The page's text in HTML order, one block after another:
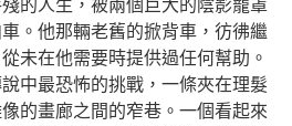
。他那輛老舊的掀背車，彷彿繼
未在他需要時提供過任何幫助。
中最恐怖的挑戰，一條夾在理髮
的畫廊之間的窄巷。一個看起來